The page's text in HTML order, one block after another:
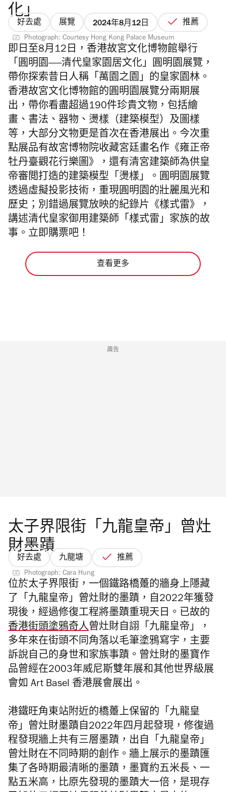
化」
好去處 展覽 2024年8月12日 推薦
Photograph: Courtesy Hong Kong Palace Museum
即日至8月12日，香港故宮文化博物館舉行
「圓明園——清代皇家園居文化」圓明園展覽，
帶你探索昔日人稱「萬園之園」的皇家園林。
香港故宮文化博物館的圓明園展覽分兩期展
出，帶你看盡超過190件珍貴文物，包括繪
畫、書法、器物、燙樣（建築模型）及圖樣
等，大部分文物更是首次在香港展出。今次重
點展品有故宮博物院收藏宮廷畫名作《雍正帝
牡丹臺觀花行樂圖》，還有清宮建築師為供皇
帝審閲打造的建築模型「燙樣」。圓明園展覽
透過虛擬投影技術，重現圓明園的壯麗風光和
歷史；別錯過展覽放映的紀錄片《樣式雷》，
講述清代皇家御用建築師「樣式雷」家族的故
事。立即購票吧！
查看更多
廣告
太子界限街「九龍皇帝」曾灶
財墨蹟
好去處 九龍塘 推薦
Photograph: Cara Hung
位於太子界限街，一個鐵路橋躉的牆身上隱藏
了「九龍皇帝」曾灶財的墨蹟，自2022年獲發
現後，經過修復工程將墨蹟重現天日。已故的
香港街頭塗鴉奇人曾灶財自詡「九龍皇帝」，
多年來在街頭不同角落以毛筆塗鴉寫字，主要
訴說自己的身世和家族事蹟。曾灶財的墨寶作
品曾經在2003年威尼斯雙年展和其他世界級展
會如 Art Basel 香港展會展出。
港鐵旺角東站附近的橋躉上保留的「九龍皇
帝」曾灶財墨蹟自2022年四月起發現，修復過
程發現牆上共有三層墨蹟，出自「九龍皇帝」
曾灶財在不同時期的創作。牆上展示的墨蹟匯
集了各時期最清晰的墨蹟，墨寶約五米長、一
點五米高，比原先發現的墨蹟大一倍，是現存